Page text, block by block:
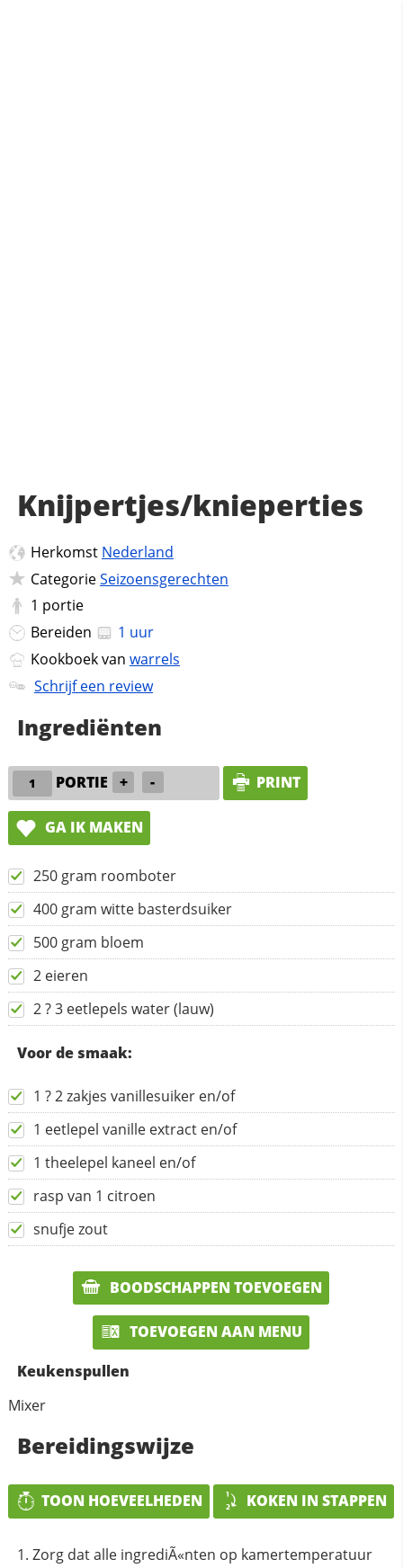
Knijpertjes/knieperties
Herkomst Nederland
CategorieSeizoensgerechten
1 portie
Bereiden
1 uur
Kookboek van warrels
Schrijf een review
Ingrediënten
PORTIE + - PRINT
GA IK MAKEN
250 gram roomboter
400 gram witte basterdsuiker
500 gram bloem
2 eieren
2 ? 3 eetlepels water (lauw)
Voor de smaak:
1 ? 2 zakjes vanillesuiker en/of
1 eetlepel vanille extract en/of
1 theelepel kaneel en/of
rasp van 1 citroen
snufje zout
BOODSCHAPPEN TOEVOEGEN
TOEVOEGEN AAN MENU
Keukenspullen
Mixer
Bereidingswijze
TOON HOEVEELHEDEN KOKEN IN STAPPEN
Zorg dat alle ingrediÃ«nten op kamertemperatuur